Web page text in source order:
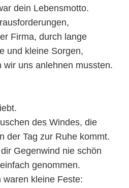
dein Lebensmotto.
Firma, durch lange
und kleine Sorgen,
wir uns anlehnen mussten.
des Windes, die
der Tag zur Ruhe kommt.
Gegenwind nie schön
genommen.
waren kleine Feste: